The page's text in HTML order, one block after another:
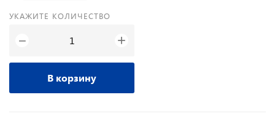
УКАЖИТЕ КОЛИЧЕСТВО
− +
В корзину